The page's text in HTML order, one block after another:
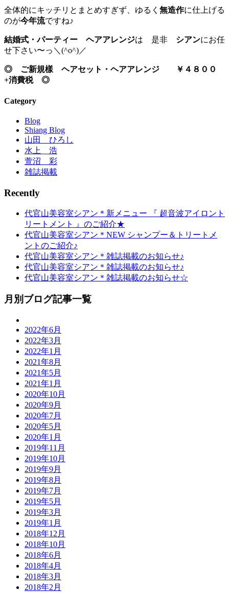
全体的にキッチリとまとめすぎず、ゆるく 無造作に仕上げる
のが今年流ですね♪
結婚式・パーティー ヘアアレンジは 是非 シアンにお任
せ下さい〜っ＼(^o^)／
◎ ご新規樣 ヘアセット・ヘアアレンジ ￥４８００
+消費税 ◎
Category
Blog
Shiang Blog
山田 ひろし
水上 浩
萱沼 彩
雑誌掲載
Recently
代官山美容室シアン＊新メニュー 『 超音波アイロント
リートメント 』のご紹介★
代官山美容室シアン＊NEW シャンプー＆トリートメ
ントのご紹介♪
代官山美容室シアン＊雑誌掲載のお知らせ♪
代官山美容室シアン＊雑誌掲載のお知らせ♪
代官山美容室シアン＊雑誌掲載のお知らせ☆
月別ブログ記事一覧
2022年6月
2022年3月
2022年1月
2021年8月
2021年5月
2021年1月
2020年10月
2020年9月
2020年7月
2020年5月
2020年1月
2019年11月
2019年10月
2019年9月
2019年8月
2019年7月
2019年5月
2019年3月
2019年1月
2018年12月
2018年10月
2018年6月
2018年4月
2018年3月
2018年2月